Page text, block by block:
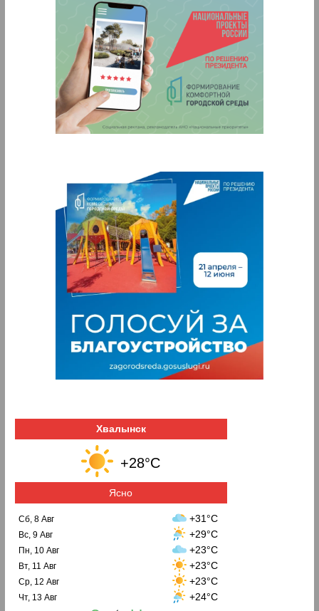
Хвалынск
+28°C
Ясно
Сб, 8 Авг +31°C
Вс, 9 Авг +29°C
Пн, 10 Авг +23°C
Вт, 11 Авг +23°C
Ср, 12 Авг +23°C
Чт, 13 Авг +24°C